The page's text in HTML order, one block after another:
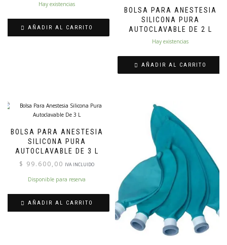
Hay existencias
AÑADIR AL CARRITO
BOLSA PARA ANESTESIA
SILICONA PURA
AUTOCLAVABLE DE 2 L
Hay existencias
AÑADIR AL CARRITO
BOLSA PARA ANESTESIA
SILICONA PURA
AUTOCLAVABLE DE 3 L
$ 99.600,00 IVA INCLUIDO
Disponible para reserva
AÑADIR AL CARRITO